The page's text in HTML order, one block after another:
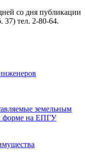
со дня публикации
37) тел. 2-80-64.
земельным
форме на ЕПГУ